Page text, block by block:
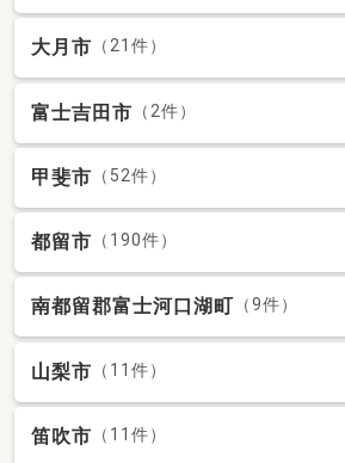
大月市 （21件）
富士吉田市 （2件）
甲斐市 （52件）
都留市 （190件）
南都留郡富士河口湖町 （9件）
山梨市 （11件）
笛吹市 （11件）